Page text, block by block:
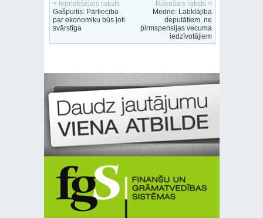
< Iepriekšējais raksts
Gašpuitis: Pārliecība
par ekonomiku būs ļoti
svārstīga
Nākošais raksts >
Medne: Labklājība
deputātiem, ne
pirmspensijas vecuma
iedzīvotājiem